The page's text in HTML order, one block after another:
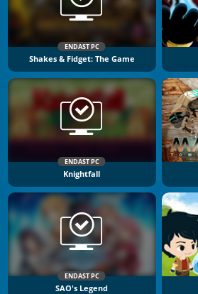
ENDAST PC
Shakes & Fidget: The Game
ENDAST PC
Knightfall
ENDAST PC
SAO's Legend